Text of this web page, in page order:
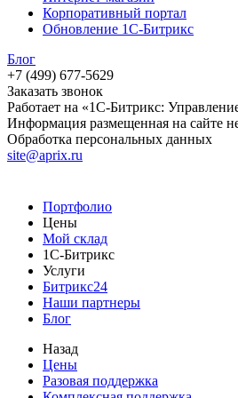
Корпоративный портал
Обновление 1С-Битрикс
Блог
+7 (499) 677-5629
Заказать звонок
Работает на «1С-Битрикс:
Информация размещенная на сайте
Обработка персональных данных
site@aprix.ru
Портфолио
Цены
Мой склад
1С-Битрикс
Услуги
Битрикс24
Наши партнеры
Блог
Назад
Цены
Разовая поддержка